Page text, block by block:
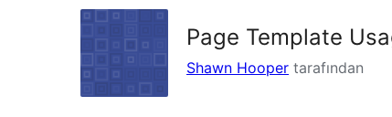
Page Template
Shawn Hooper tarafından